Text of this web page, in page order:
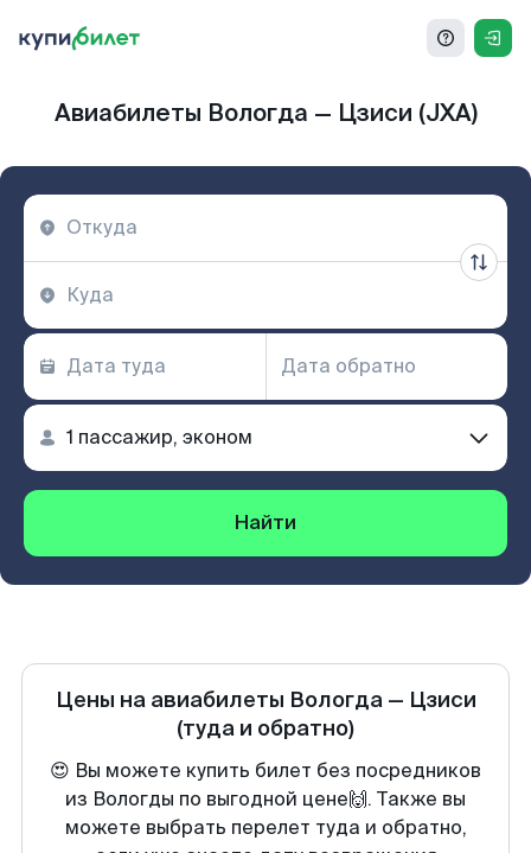
Авиабилеты Вологда — Цзиси (JXA)
Найти
Цены на авиабилеты Вологда— Цзиси
(туда и обратно)
😍 Вы можете купить билет без посредников
из Вологды по выгодной цене🙌. Также вы
можете выбрать перелет туда и обратно,